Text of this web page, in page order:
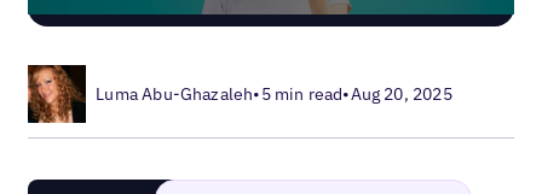
Luma Abu-Ghazaleh•5 min read•Aug 20, 2025